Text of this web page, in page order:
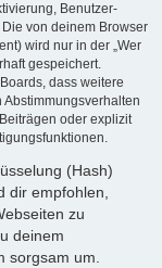
Benutzer-
von deinem Browser
wird nur in der „Wer
gespeichert.
dass weitere
oder explizit
(Hash)
dir empfohlen,
zu
deinem
sorgsam um.